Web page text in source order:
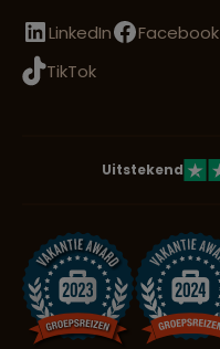
LinkedIn
Facebook
TikTok
Uitstekend